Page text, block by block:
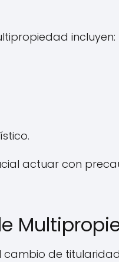
incluyen:
actuar con
de